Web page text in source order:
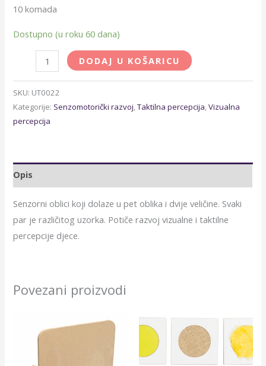
10 komada
Dostupno (u roku 60 dana)
DODAJ U KOŠARICU
SKU: UT0022
Kategorije: Senzomotorički razvoj,Taktilna percepcija,Vizualna
percepcija
Opis
Senzorni oblici koji dolaze u pet oblika i dvije veličine. Svaki
par je različitog uzorka. Potiče razvoj vizualne i taktilne
percepcije djece.
Povezani proizvodi